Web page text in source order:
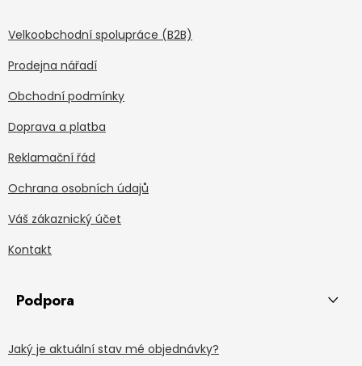
Velkoobchodní spolupráce (B2B)
Prodejna nářadí
Obchodní podmínky
Doprava a platba
Reklamační řád
Ochrana osobních údajů
Váš zákaznický účet
Kontakt
Podpora
Jaký je aktuální stav mé objednávky?